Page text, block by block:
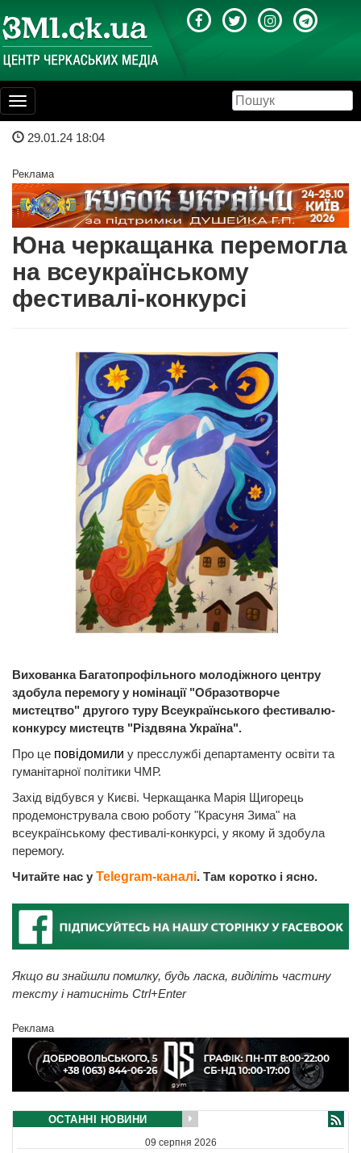
Toggle
navigation
29.01.24 18:04
Реклама
Юна черкащанка перемогла
на всеукраїнському
фестивалі-конкурсі
Вихованка Багатопрофільного молодіжного центру
здобула перемогу у номінації "Образотворче
мистецтво" другого туру Всеукраїнського фестивалю-
конкурсу мистецтв "Різдвяна Україна".
Про це повідомили у пресслужбі департаменту освіти та
гуманітарної політики ЧМР.
Захід відбувся у Києві. Черкащанка Марія Щигорець
продемонструвала свою роботу "Красуня Зима" на
всеукраїнському фестивалі-конкурсі, у якому й здобула
перемогу.
Читайте нас у Telegram-каналі. Там коротко і ясно.
Якщо ви знайшли помилку, будь ласка, виділіть частину
тексту і натисніть Ctrl+Enter
Реклама
ОСТАННІ НОВИНИ
09 серпня 2026